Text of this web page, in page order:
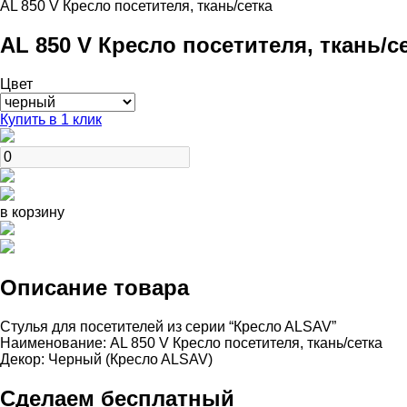
AL 850 V Кресло посетителя, ткань/сетка
AL 850 V Кресло посетителя, ткань/
Цвет
Купить в 1 клик
в корзину
Описание товара
Стулья для посетителей из серии “Креслo ALSAV”
Наименование: AL 850 V Кресло посетителя, ткань/сетка
Декор: Черный (Креслo ALSAV)
Сделаем бесплатный